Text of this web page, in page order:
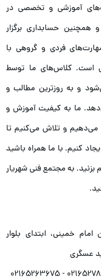
آموزشی و تخصصی در
حسابداری برگزار
فردی و گروهی با
است. کلاس‌های ما توسط
و به روزترین مطالب و
ما به کیفیت آموزش و
و تلاش می‌کنیم تا
کنیم. با ما همراه باشید
بزنید. به مجتمع فنی شهریار
خمینی، ابتدای بلوار
عسگری